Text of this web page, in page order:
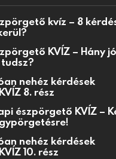
kvíz – 8
KVÍZ – Hány jó
nehéz kérdések
8. rész
észpörgető KVÍZ –
nehéz kérdések
10. rész